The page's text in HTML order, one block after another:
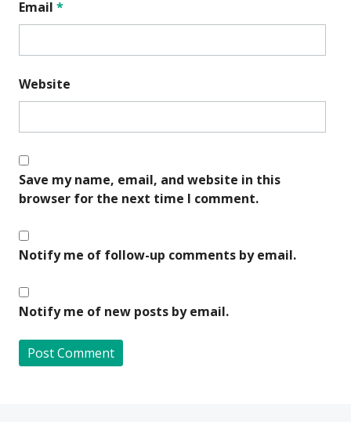
Email *
Website
Save my name, email, and website in this
browser for the next time I comment.
Notify me of follow-up comments by email.
Notify me of new posts by email.